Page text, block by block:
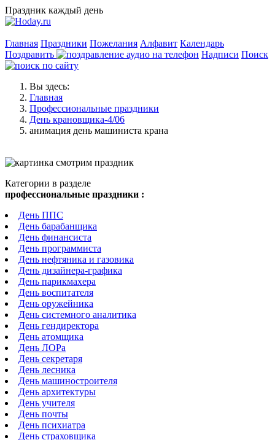
Праздник каждый день
Главная Праздники Пожелания Алфавит Календарь
Поздравить
Надписи Поиск
Вы здесь:
Главная
Профессиональные праздники
День крановщика-4/06
анимация день машиниста крана
Категории в разделе
профессиональные праздники :
День ППС
День барабанщика
День финансиста
День программиста
День нефтяника и газовика
День дизайнера-графика
День парикмахера
День воспитателя
День оружейника
День системного аналитика
День гендиректора
День атомщика
День ЛОРа
День секретаря
День лесника
День машиностроителя
День архитектуры
День учителя
День почты
День психиатра
День страховщика